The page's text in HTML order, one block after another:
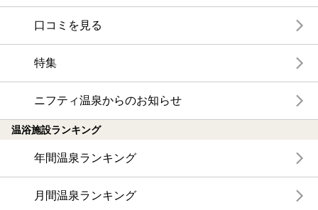
口コミを見る
特集
ニフティ温泉からのお知らせ
温浴施設ランキング
年間温泉ランキング
月間温泉ランキング